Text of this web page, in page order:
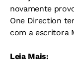
novamente
One Direction
com a escritora
Leia Mais: